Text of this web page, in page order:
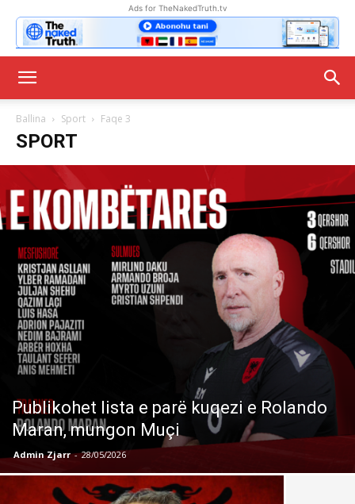
Ads for TheNakedTruth.tv
Ballina Sport Faqe 3
SPORT
Publikohet lista e parë kuqezi e Rolando
Maran, mungon Muçi
Admin Zjarr - 28/05/2026